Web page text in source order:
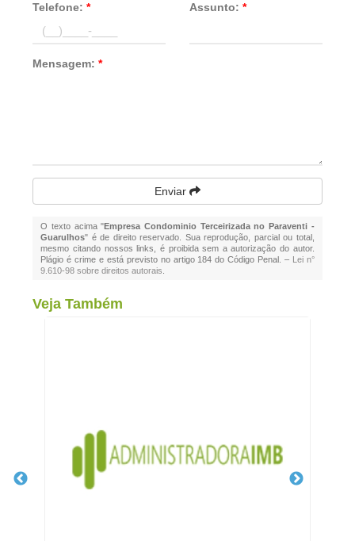
Telefone:* Assunto: *
Mensagem:*
Enviar
O texto acima "Empresa Condominio Terceirizada no Paraventi -
Guarulhos" é de direito reservado. Sua reprodução, parcial ou total,
mesmo citando nossos links, é proibida sem a autorização do autor.
Plágio é crime e está previsto no artigo 184 do Código Penal. – Lei n°
9.610-98 sobre direitos autorais
Veja Também